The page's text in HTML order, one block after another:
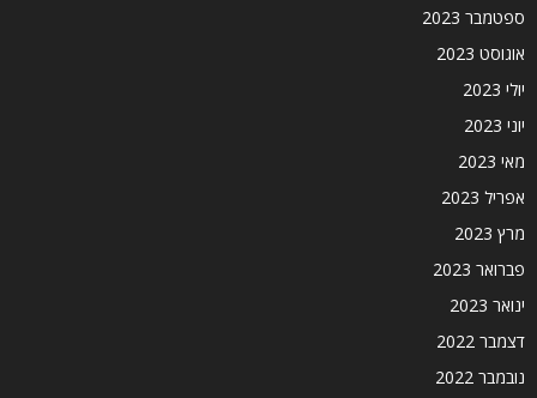
ספטמבר 2023
אוגוסט 2023
יולי 2023
יוני 2023
מאי 2023
אפריל 2023
מרץ 2023
פברואר 2023
ינואר 2023
דצמבר 2022
נובמבר 2022